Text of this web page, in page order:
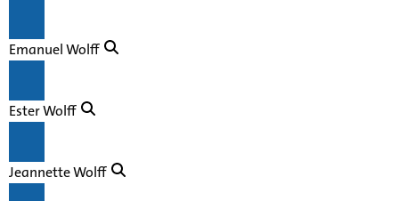
Emanuel Wolff
Ester Wolff
Jeannette Wolff